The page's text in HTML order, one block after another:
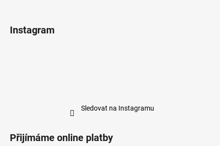
Instagram
Sledovat na Instagramu
Přijímáme online platby